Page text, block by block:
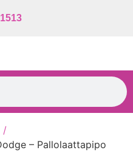
/
– Pallolaattapipo